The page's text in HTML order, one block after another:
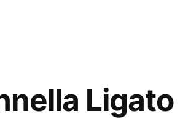
Ligato